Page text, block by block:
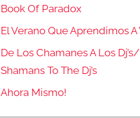
Book Of Paradox
El Verano Que Aprendimos A
De Los Chamanes A Los
Shamans To The Dj’s
Ahora Mismo!